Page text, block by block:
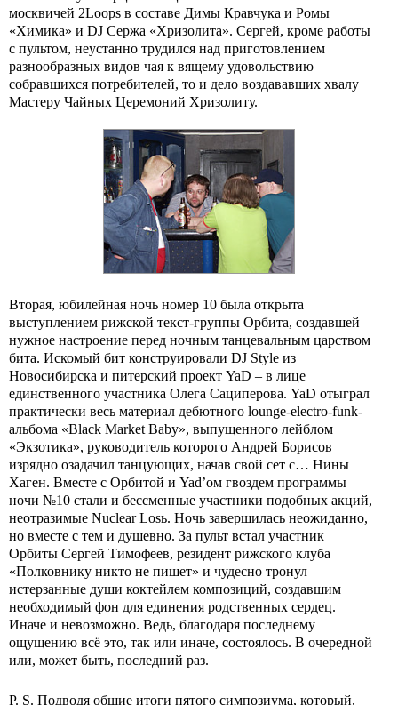
москвичей 2Loops в составе Димы Кравчука и Ромы
«Химика» и DJ Сержа «Хризолита». Сергей, кроме работы
с пультом, неустанно трудился над приготовлением
разнообразных видов чая к вящему удовольствию
собравшихся потребителей, то и дело воздававших хвалу
Мастеру Чайных Церемоний Хризолиту.
Вторая, юбилейная ночь номер 10 была открыта
выступлением рижской текст-группы Орбита, создавшей
нужное настроение перед ночным танцевальным царством
бита. Искомый бит конструировали DJ Style из
Новосибирска и питерский проект YaD – в лице
единственного участника Олега Сациперова. YaD отыграл
практически весь материал дебютного lounge-electro-funk-
альбома «Black Market Baby», выпущенного лейблом
«Экзотика», руководитель которого Андрей Борисов
изрядно озадачил танцующих, начав свой сет с… Нины
Хаген. Вместе с Орбитой и Yad’ом гвоздем программы
ночи №10 стали и бессменные участники подобных акций,
неотразимые Nuclear Losь. Ночь завершилась неожиданно,
но вместе с тем и душевно. За пульт встал участник
Орбиты Сергей Тимофеев, резидент рижского клуба
«Полковнику никто не пишет» и чудесно тронул
истерзанные души коктейлем композиций, создавшим
необходимый фон для единения родственных сердец.
Иначе и невозможно. Ведь, благодаря последнему
ощущению всё это, так или иначе, состоялось. В очередной
или, может быть, последний раз.
P. S. Подводя общие итоги пятого симпозиума, который,